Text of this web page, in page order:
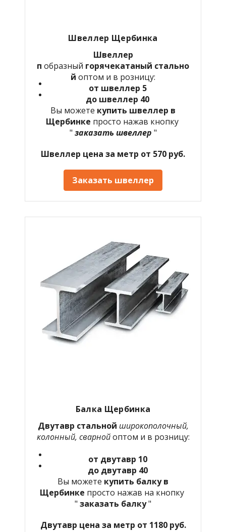
Швеллер Щербинка
Швеллер
п образный горячекатаный стально
й оптом и в розницу:
от швеллер 5
до швеллер 40
Вы можете купить швеллер в
Щербинке просто нажав кнопку
" заказать швеллер "
Швеллер цена за метр от 570 руб.
Заказать швеллер
Балка Щербинка
Двутавр стальной широкополочный,
колонный, сварнойоптом и в розницу:
от двутавр 10
до двутавр 40
Вы можете купить балку в
Щербинке просто нажав на кнопку
" заказать балку"
Двутавр цена за метр от 1180 руб.